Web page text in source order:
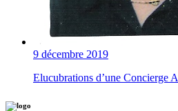
9 décembre 2019
Elucubrations d’une Concierge